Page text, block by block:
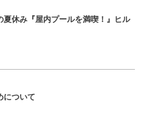
夏休み『屋内プールを満喫！』ヒル
について